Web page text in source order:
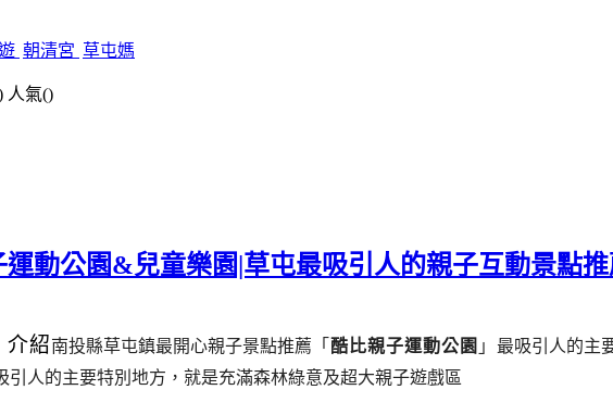
朝清宮 草屯媽
人氣()
運動公園&兒童樂園|草屯最吸引人的親子互動景點推
介紹南投縣草屯鎮最開心親子景點推薦 「 酷比親子運動公園 」 最吸引人的主
引人的主要特別地方，就是充滿森林綠意及超大親子遊戲區